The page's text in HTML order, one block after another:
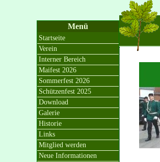
Menü
Startseite
Verein
Interner Bereich
Maifest 2026
Sommerfest 2026
Schützenfest 2025
Download
Galerie
Historie
Links
Mitglied werden
Neue Informationen